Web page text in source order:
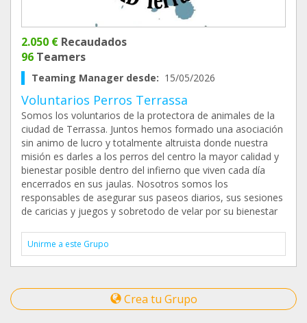
2.050 € Recaudados
96 Teamers
Teaming Manager desde: 15/05/2026
Voluntarios Perros Terrassa
Somos los voluntarios de la protectora de animales de la
ciudad de Terrassa. Juntos hemos formado una asociación
sin animo de lucro y totalmente altruista donde nuestra
misión es darles a los perros del centro la mayor calidad y
bienestar posible dentro del infierno que viven cada día
encerrados en sus jaulas. Nosotros somos los
responsables de asegurar sus paseos diarios, sus sesiones
de caricias y juegos y sobretodo de velar por su bienestar
Unirme a este Grupo
Crea tu Grupo